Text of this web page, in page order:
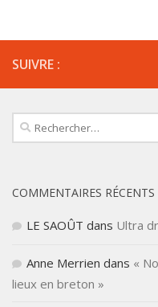
SUIVRE :
Rechercher :
COMMENTAIRES RÉCENTS
LE SAOÛT dans Ultra
Anne Merrien dans «
lieux en breton »